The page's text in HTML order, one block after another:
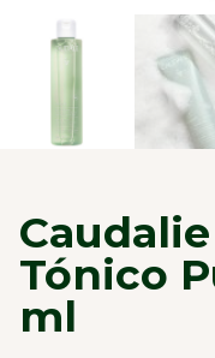
Tónico
ml